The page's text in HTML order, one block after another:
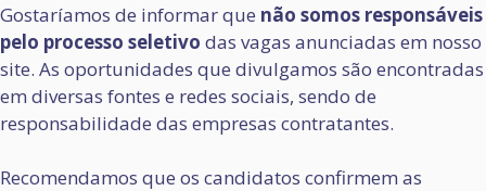
Gostaríamos de informar que não somos responsáveis
pelo processo seletivo das vagas anunciadas em nosso
site. As oportunidades que divulgamos são encontradas
em diversas fontes e redes sociais, sendo de
responsabilidade das empresas contratantes.
Recomendamos que os candidatos confirmem as